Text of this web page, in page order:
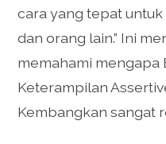
cara yang tepat
dan orang lain.” Ini
memahami
Keterampilan
Kembangkan sangat